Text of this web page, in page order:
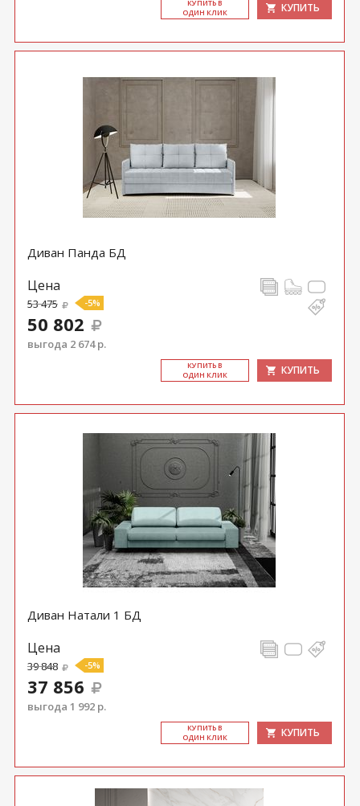
КУ­ПИТЬ В
ОДИН КЛИК
КУПИТЬ
Диван Панда БД
Цена
53 475 -5%
50 802
выгода 2 674 р.
КУ­ПИТЬ В
ОДИН КЛИК
КУПИТЬ
Диван Натали 1 БД
Цена
39 848 -5%
37 856
выгода 1 992 р.
КУ­ПИТЬ В
ОДИН КЛИК
КУПИТЬ